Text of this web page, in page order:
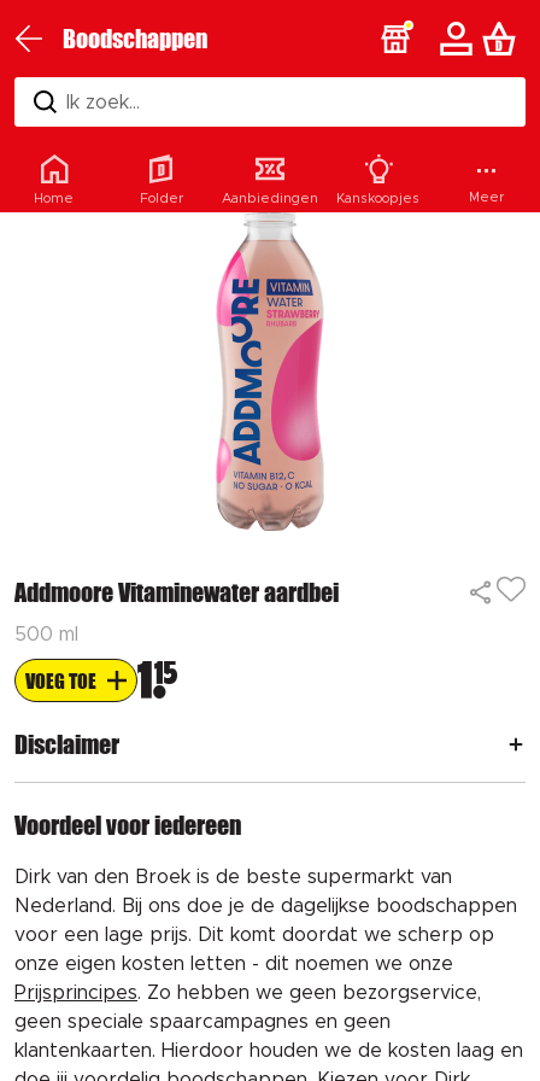
Boodschappen
Ik zoek...
Addmoore Vitaminewater aardbei
500 ml
VOEG TOE 1 15
Disclaimer
Voordeel voor iedereen
Dirk van den Broek is de beste supermarkt van
Nederland. Bij ons doe je de dagelijkse boodschappen
voor een lage prijs. Dit komt doordat we scherp op
onze eigen kosten letten - dit noemen we onze
Prijsprincipes. Zo hebben we geen bezorgservice,
geen speciale spaarcampagnes en geen
klantenkaarten. Hierdoor houden we de kosten laag en
Home Folder Aanbiedingen Kanskoopjes Meer